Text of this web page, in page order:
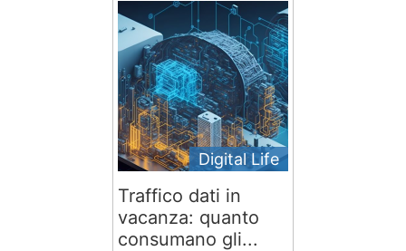
Digital Life
Traffico dati in
vacanza: quanto
consumano gli...